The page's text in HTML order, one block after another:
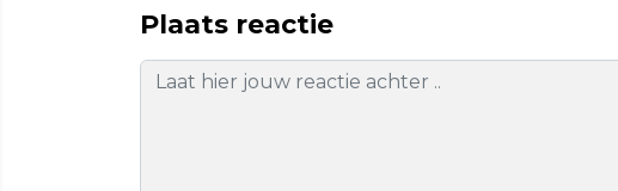
Plaats reactie